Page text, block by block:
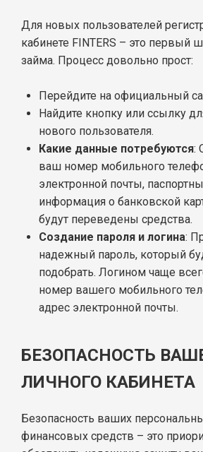
Для новых пользователей
кабинете FINTERS – это первый
займа. Процесс довольно прост:
Перейдите на официальный
Найдите кнопку или ссылку
нового пользователя.
Какие данные потребуются:
ваш номер мобильного
электронной почты,
информация о банковской
будут переведены средства.
Создание пароля и логина:
надежный пароль, который
подобрать. Логином чаще
номер вашего мобильного
адрес электронной почты.
БЕЗОПАСНОСТЬ
ЛИЧНОГО КАБИНЕТА
Безопасность ваших
финансовых средств – это